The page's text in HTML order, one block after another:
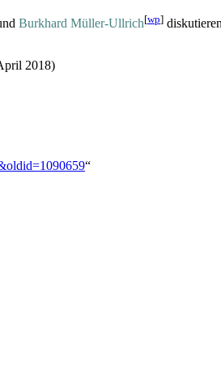
Burkhard Müller-Ullrich[wp]
2018)
“